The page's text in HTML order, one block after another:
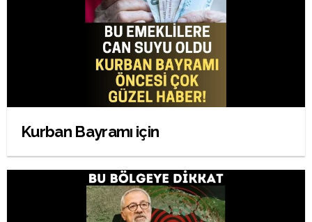
Kurban Bayramı için